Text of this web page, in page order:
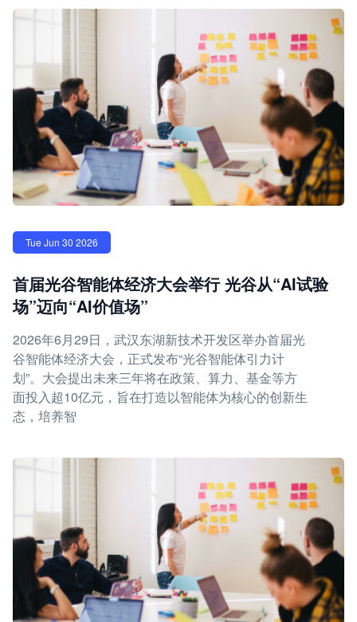
Tue Jun 30 2026
首届光谷智能体经济大会举行 光谷从“AI试验
场”迈向“AI价值场”
2026年6月29日，武汉东湖新技术开发区举办首届光
谷智能体经济大会，正式发布“光谷智能体引力计
划”。大会提出未来三年将在政策、算力、基金等方
面投入超10亿元，旨在打造以智能体为核心的创新生
态，培养智